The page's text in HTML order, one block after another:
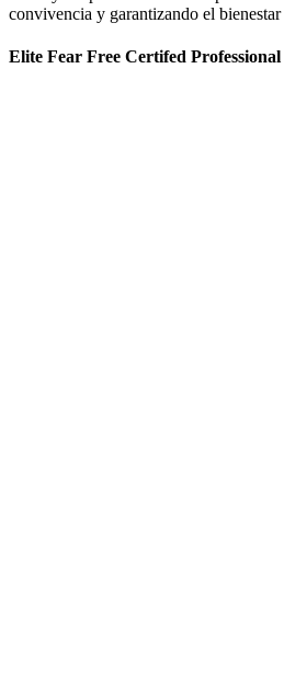
convivencia y garantizando el bienestar
Elite Fear Free Certifed Professional